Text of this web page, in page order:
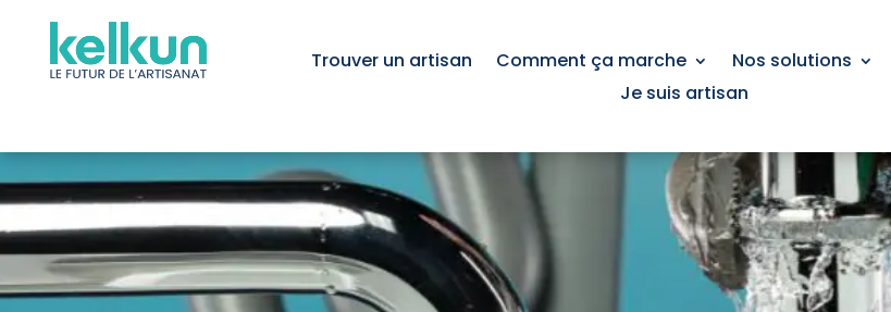
Trouver un artisan Comment ça marche Nos solutions
Je suis artisan